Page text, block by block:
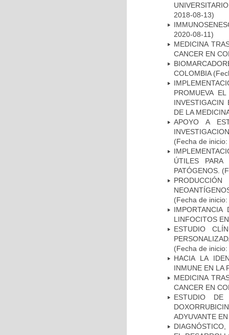
2018-08-13)
2020-08-11)
MEDICINA
CANCER EN
COLOMBIA
PROMUEVA
INVESTIGACIN
DE LA
APOYO A
(Fecha de
ÚTILES
PATÓGENOS.
(Fecha de
LINFOCITOS
ESTUDIO
(Fecha de
HACIA LA
INMUNE EN LA
MEDICINA
CANCER EN
ESTUDIO DE
ADYUVANTE